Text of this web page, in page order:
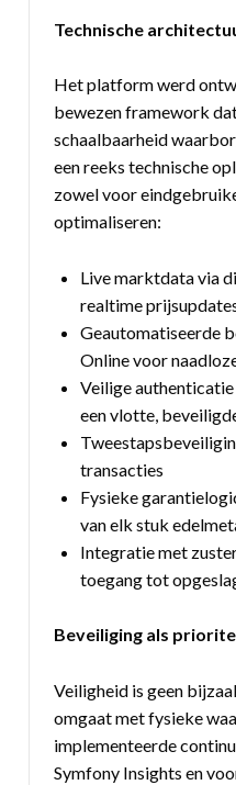
Technische
Het platform werd
bewezen framework
schaalbaarheid
een reeks technische
zowel voor
optimaliseren:
Live marktdata via
realtime
Geautomatiseerde
Online voor
Veilige
een vlotte,
transacties
Fysieke
van elk stuk
Integratie met
toegang tot
Beveiliging als
Veiligheid is geen
omgaat met fysieke
implementeerde
Symfony Insights en